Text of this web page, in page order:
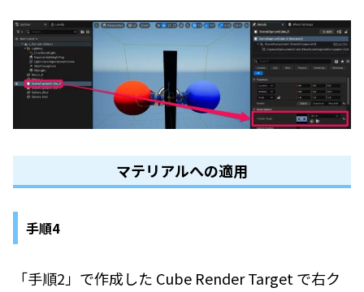
マテリアルへの適用
手順4
「手順2」で作成した Cube Render Target で右ク